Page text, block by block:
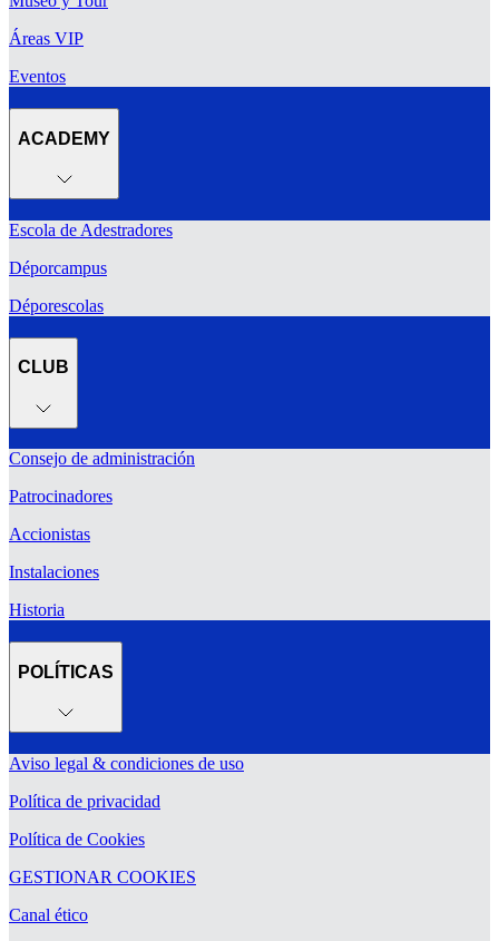
Áreas VIP
Eventos
ACADEMY
Escola de Adestradores
Déporcampus
Déporescolas
CLUB
Consejo de administración
Patrocinadores
Accionistas
Instalaciones
Historia
POLÍTICAS
Aviso legal & condiciones de uso
Política de privacidad
Política de Cookies
GESTIONAR COOKIES
Canal ético